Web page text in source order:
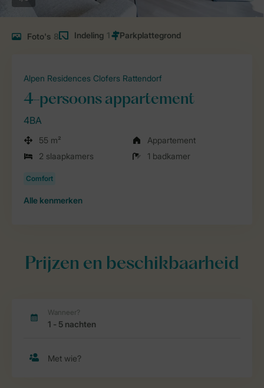
Foto's 8 Indeling 1
Alpen Residences Clofers Rattendorf
4-persoons appartement
4BA
55 m²
Appartement
2 slaapkamers
1 badkamer
Alle kenmerken
Prijzen en beschikbaarheid